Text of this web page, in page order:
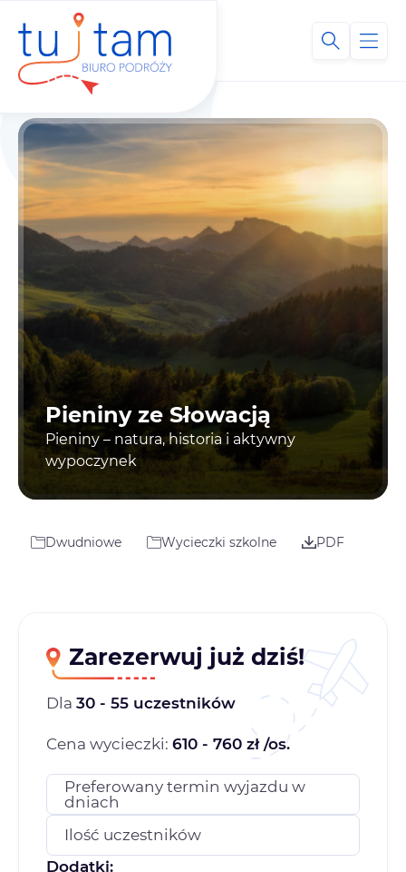
Pieniny ze Słowacją
Pieniny – natura, historia i aktywny
wypoczynek
Dwudniowe Wycieczki szkolne PDF
Zarezerwuj już dziś!
Dla 30 - 55 uczestników
Cena wycieczki: 610 - 760 zł /os.
Preferowany termin wyjazdu w
dniach
Ilość uczestników
Dodatki: